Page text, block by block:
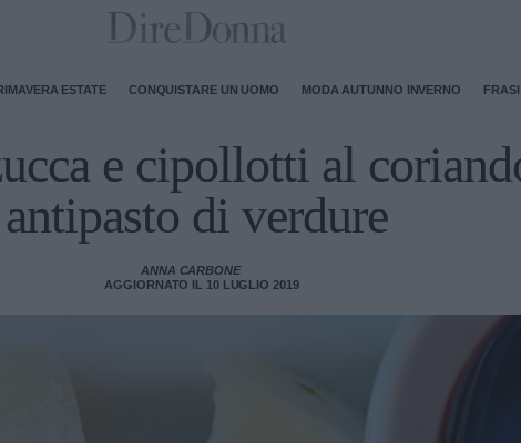
ESTATE CONQUISTARE UN UOMO MODA AUTUNNO INVERNO
e cipollotti al
antipasto di verdure
ANNA CARBONE
AGGIORNATO IL 10 LUGLIO 2019